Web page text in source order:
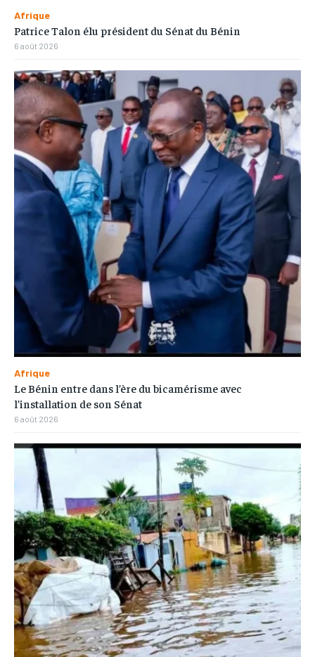
Afrique
Patrice Talon élu président du Sénat du Bénin
6 août 2026
Afrique
Le Bénin entre dans l’ère du bicamérisme avec
l’installation de son Sénat
6 août 2026